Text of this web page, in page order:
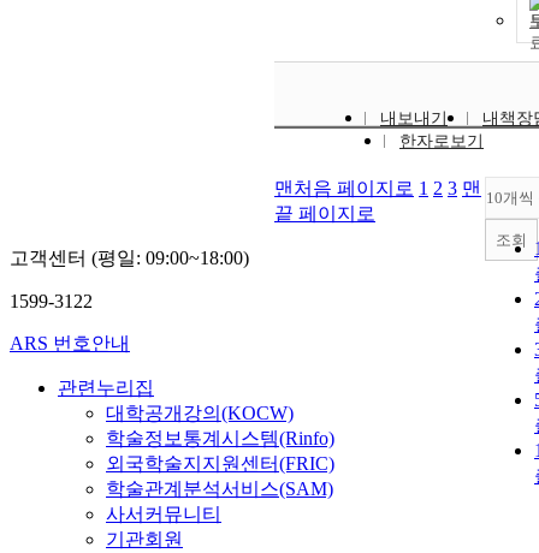
내보내기
내책장
한자로보기
10개씩
조회
맨처음 페이지로 1 2 3 맨
끝 페이지로
고객센터 (평일: 09:00~18:00)
1599-3122
ARS 번호안내
관련누리집
대학공개강의(KOCW)
학술정보통계시스템(Rinfo)
외국학술지지원센터(FRIC)
학술관계분석서비스(SAM)
사서커뮤니티
기관회원